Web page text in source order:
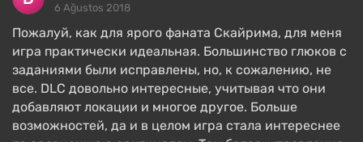
6 Ağustos 2018
Пожалуй, как для ярого фаната Скайрима, для меня
игра практически идеальная. Большинство глюков с
заданиями были исправлены, но, к сожалению, не
все. DLC довольно интересные, учитывая что они
добавляют локации и многое другое. Больше
возможностей, да и в целом игра стала интереснее